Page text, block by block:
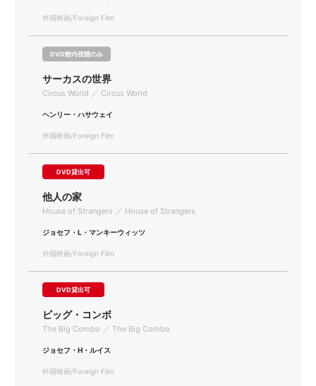
外国映画/Foreign Film
DVD館内視聴のみ
サーカスの世界
Circus World ／ Circus World
ヘンリー・ハサウェイ
外国映画/Foreign Film
DVD貸出可
他人の家
House of Strangers ／ House of Strangers
ジョセフ・L・マンキーウィッツ
外国映画/Foreign Film
DVD貸出可
ビッグ・コンボ
The Big Combo ／ The Big Combo
ジョセフ・H・ルイス
外国映画/Foreign Film